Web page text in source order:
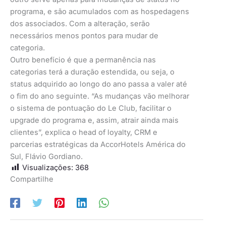
programa, e são acumulados com as hospedagens
dos associados. Com a alteração, serão
necessários menos pontos para mudar de
categoria.
Outro benefício é que a permanência nas
categorias terá a duração estendida, ou seja, o
status adquirido ao longo do ano passa a valer até
o fim do ano seguinte. “As mudanças vão melhorar
o sistema de pontuação do Le Club, facilitar o
upgrade do programa e, assim, atrair ainda mais
clientes”, explica o head of loyalty, CRM e
parcerias estratégicas da AccorHotels América do
Sul, Flávio Gordiano.
Visualizações: 368
Compartilhe